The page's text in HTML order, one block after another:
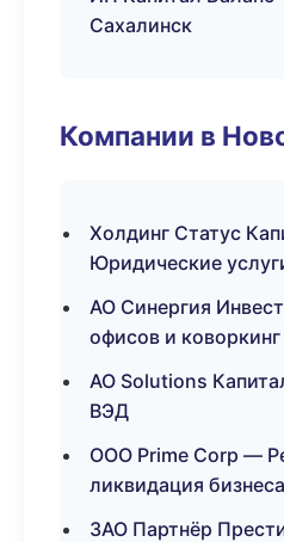
Сахалинск
Компании в
Холдинг Статус
Юридические
АО Синергия
офисов и коворкинг
АО Solutions
ВЭД
ООО Prime Corp —
ликвидация бизнеса
ЗАО Партнёр